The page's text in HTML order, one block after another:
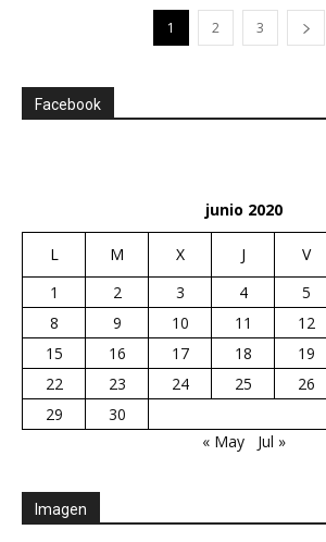
1 2 3
Facebook
junio 2020
L M X J V
1
2 3 4 5
8
9 10 11 12
15
16 17 18 19
22
23 24 25 26
29
30
« May
Jul »
Imagen